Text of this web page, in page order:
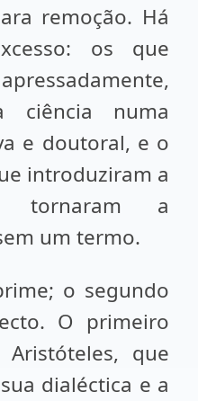
remoção. Há
os que
ciência numa
e doutoral, e o
introduziram a
tornaram a
um termo.
o segundo
O primeiro
que
dialéctica e a